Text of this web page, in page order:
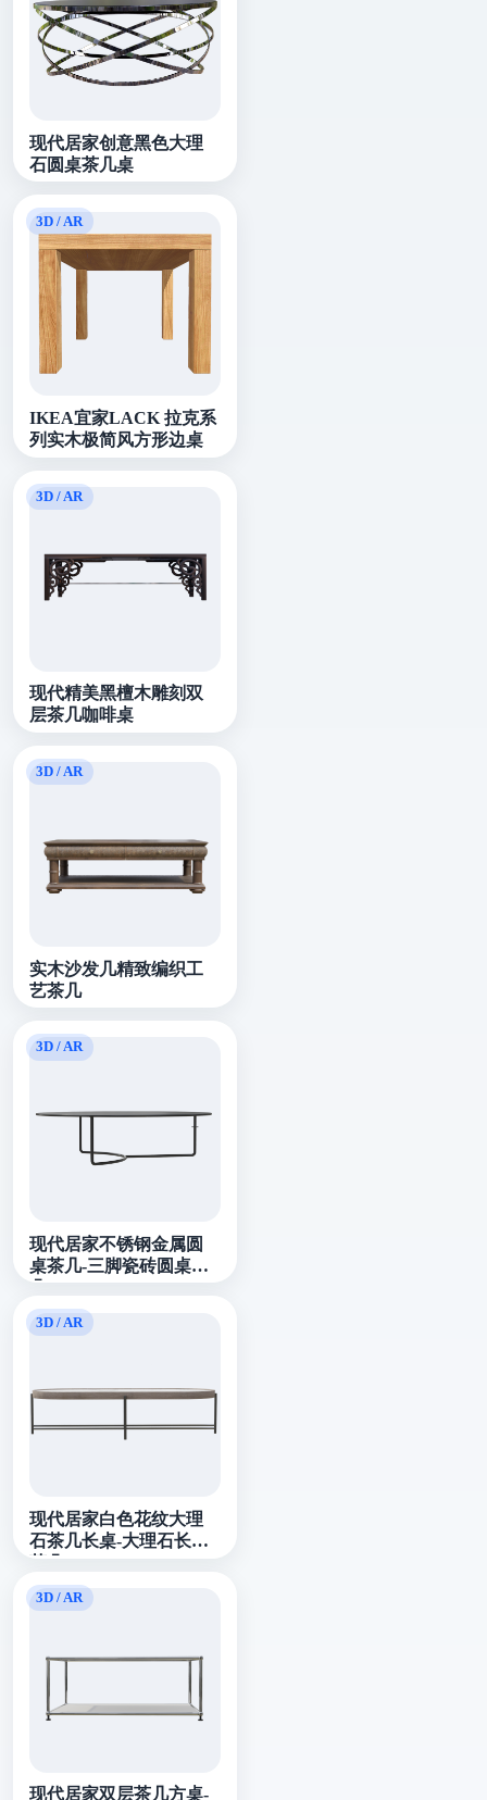
现代居家创意黑色大理
石圆桌茶几桌
IKEA宜家LACK 拉克系
列实木极简风方形边桌
现代精美黑檀木雕刻双
层茶几咖啡桌
实木沙发几精致编织工
艺茶几
现代居家不锈钢金属圆
桌茶几-三脚瓷砖圆桌茶
几
现代居家白色花纹大理
石茶几长桌-大理石长桌
现代居家双层茶几方桌-